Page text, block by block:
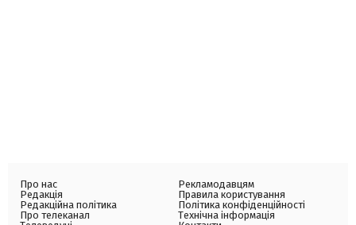
Про нас
Редакція
Редакційна політика
Про телеканал
Рекламодавцям
Правила користування
Політика конфіденційності
Технічна інформація